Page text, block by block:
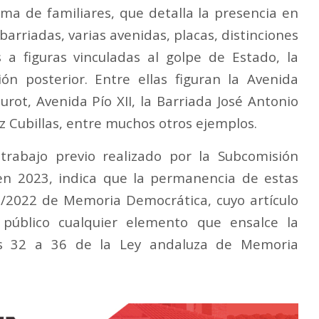
de familiares, que detalla la presencia en
varias avenidas, placas, distinciones
a figuras vinculadas al golpe de Estado, la
posterior. Entre ellas figuran la Avenida
Avenida Pío XII, la Barriada José Antonio
Cubillas, entre muchos otros ejemplos.
previo realizado por la Subcomisión
2023, indica que la permanencia de estas
de Memoria Democrática, cuyo artículo
cualquier elemento que ensalce la
32 a 36 de la Ley andaluza de Memoria